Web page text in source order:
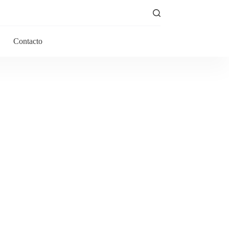
Contacto